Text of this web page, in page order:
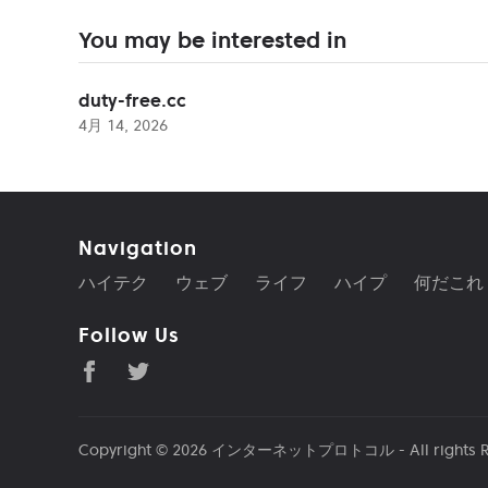
You may be interested in
duty-free.cc
4月 14, 2026
Navigation
ハイテク ウェブ ライフ ハイプ 何だこれ
Follow Us
Copyright © 2026 インターネットプロトコル - All rights